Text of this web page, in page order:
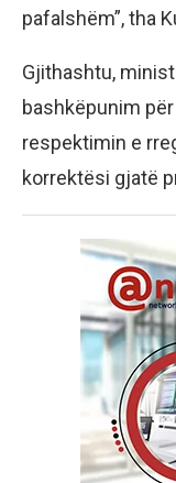
pafalshëm”, tha
Gjithashtu,
bashkëpunim
respektimin e
korrektësi gjatë